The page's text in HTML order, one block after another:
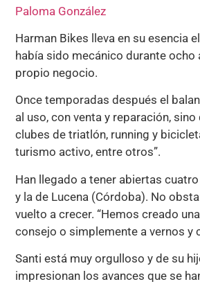
Paloma González
Harman Bikes lleva en su esencia
había sido mecánico durante ocho
propio negocio.
Once temporadas después el
al uso, con venta y reparación,
clubes de triatlón, running y
turismo activo, entre otros”.
Han llegado a tener abiertas
y la de Lucena (Córdoba). No
vuelto a crecer. “Hemos creado
consejo o simplemente a vernos y
Santi está muy orgulloso y de su
impresionan los avances que se